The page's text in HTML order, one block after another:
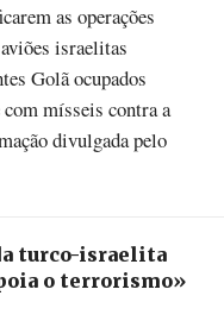
as operações
israelitas
Golã ocupados
mísseis contra a
divulgada pelo
turco-israelita
o terrorismo»